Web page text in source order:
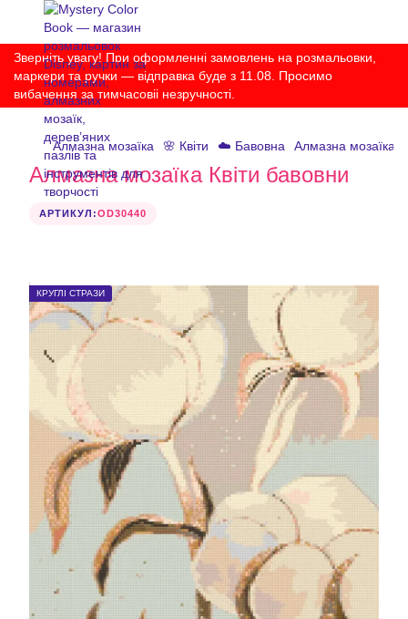
Зверніть увагу! При оформленні замовлень на розмальовки,
маркери та ручки — відправка буде з 11.08. Просимо
вибачення за тимчасовіі незручності.
Алмазна мозаїка 🌸 Квіти ☁️ Бавовна Алмазна мозаїка
Алмазна мозаїка Квіти бавовни
АРТИКУЛ:OD30440
КРУГЛІ СТРАЗИ